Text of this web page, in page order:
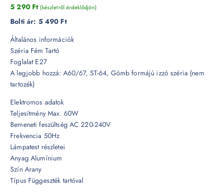
5 290 Ft (készletről érdeklődjön)
Bolti ár: 5 490 Ft
Általános információk
Széria Fém Tartó
Foglalat E27
A legjobb hozzá: A60/67, ST-64, Gömb formájú izzó széria (nem
tartozék)
Elektromos adatok
Teljesítmény Max. 60W
Bemeneti feszültség AC 220-240V
Frekvencia 50Hz
Lámpatest részletei
Anyag Alumínium
Szín Arany
Típus Függeszték tartóval